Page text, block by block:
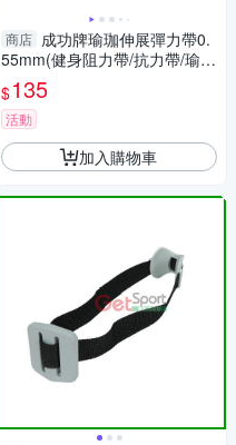
商店 成功牌瑜珈伸展彈力帶0.
55mm(健身阻力帶/抗力帶/瑜伽
皮/瑜珈伸展帶/皮拉提斯/GetSp
ort)
$135
活動
加入購物車